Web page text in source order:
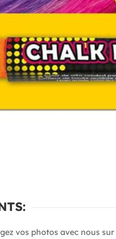
vos photos avec nous sur